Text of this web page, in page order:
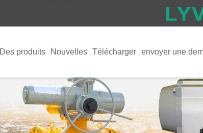
Des produits Nouvelles Télécharger envoyer une